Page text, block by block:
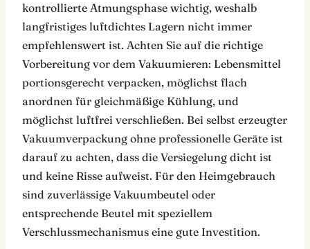
kontrollierte Atmungsphase wichtig, weshalb
langfristiges luftdichtes Lagern nicht immer
empfehlenswert ist. Achten Sie auf die richtige
Vorbereitung vor dem Vakuumieren: Lebensmittel
portionsgerecht verpacken, möglichst flach
anordnen für gleichmäßige Kühlung, und
möglichst luftfrei verschließen. Bei selbst erzeugter
Vakuumverpackung ohne professionelle Geräte ist
darauf zu achten, dass die Versiegelung dicht ist
und keine Risse aufweist. Für den Heimgebrauch
sind zuverlässige Vakuumbeutel oder
entsprechende Beutel mit speziellem
Verschlussmechanismus eine gute Investition.